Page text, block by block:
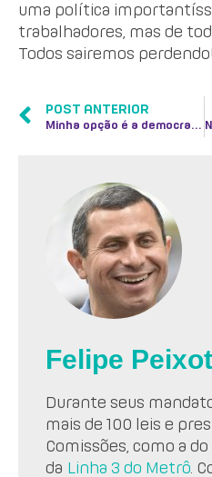
uma política
trabalhadores, mas de
Todos sairemos perdendo!
POST ANTERIOR
Felipe
Durante seus
mais de 100 leis e
Comissões, como a do
da Linha 3 do Metrô .